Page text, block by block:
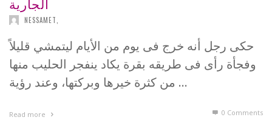
NESSAMET
حكى رجل أنه خرج فى يوم من الأيام ليتمشي قليلاً
وفجأة رأى فى طريقه بقرة يكاد ينفجر الحليب منها
من كثرة خيرها وبركتها، وعند رؤية …
Read more 0 Comments